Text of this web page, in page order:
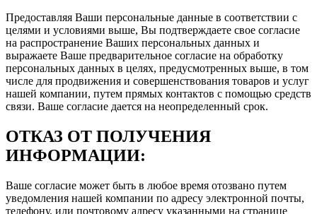
Предоставляя Ваши персональные данные в соответствии с
целями и условиями выше, Вы подтверждаете свое согласие
на распространение Ваших персональных данных и
выражаете Ваше предварительное согласие на обработку
персональных данных в целях, предусмотренных выше, в том
числе для продвижения и совершенствования товаров и услуг
нашей компании, путем прямых контактов с помощью средств
связи. Ваше согласие дается на неопределенный срок.
ОТКАЗ ОТ ПОЛУЧЕНИЯ
ИНФОРМАЦИИ:
Ваше согласие может быть в любое время отозвано путем
уведомления нашей компании по адресу электронной почты,
телефону, или почтовому адресу указанными на странице